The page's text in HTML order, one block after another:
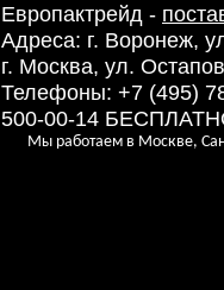
Европактрейд -
Адреса: г. Воронеж,
г. Москва, ул.
Телефоны: +7 (495)
500-00-14
Мы работаем в Москве,